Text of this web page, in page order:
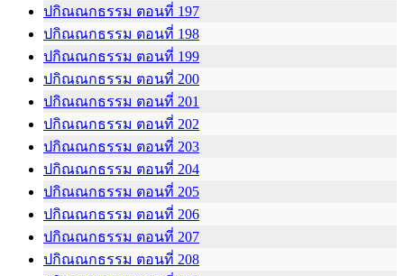
ปกิณณกธรรม ตอนที่ 197
ปกิณณกธรรม ตอนที่ 198
ปกิณณกธรรม ตอนที่ 199
ปกิณณกธรรม ตอนที่ 200
ปกิณณกธรรม ตอนที่ 201
ปกิณณกธรรม ตอนที่ 202
ปกิณณกธรรม ตอนที่ 203
ปกิณณกธรรม ตอนที่ 204
ปกิณณกธรรม ตอนที่ 205
ปกิณณกธรรม ตอนที่ 206
ปกิณณกธรรม ตอนที่ 207
ปกิณณกธรรม ตอนที่ 208